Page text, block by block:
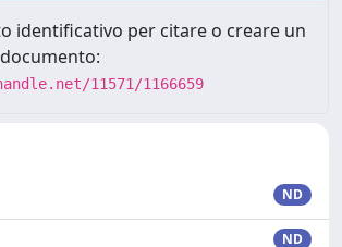
identificativo per citare o creare un
11571/1166659
ND
ND